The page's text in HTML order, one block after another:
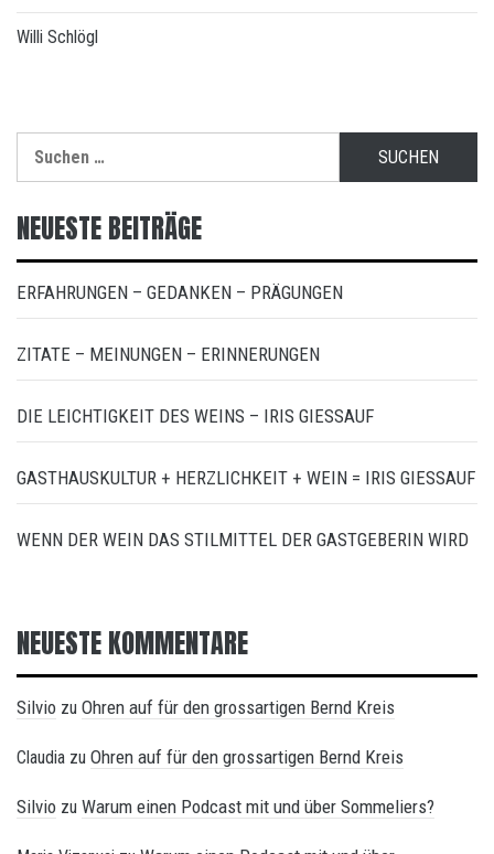
Willi Schlögl
nach:
NEUESTE BEITRÄGE
ERFAHRUNGEN – GEDANKEN – PRÄGUNGEN
ZITATE – MEINUNGEN – ERINNERUNGEN
DIE LEICHTIGKEIT DES WEINS – IRIS GIESSAUF
GASTHAUSKULTUR + HERZLICHKEIT + WEIN = IRIS GIESSAUF
WENN DER WEIN DAS STILMITTEL DER GASTGEBERIN WIRD
NEUESTE KOMMENTARE
Silvio zu Ohren auf für den grossartigen Bernd Kreis
Claudia zu Ohren auf für den grossartigen Bernd Kreis
Silvio zu Warum einen Podcast mit und über Sommeliers?